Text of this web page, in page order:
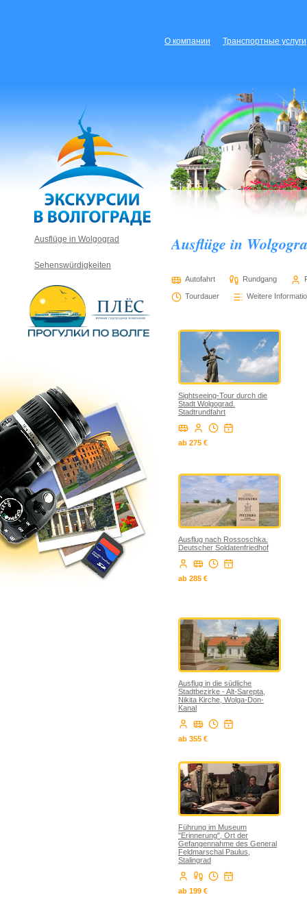
О компании Транспортные услуги
Ausflüge in
Autofahrt Rundgang
Tourdauer Weitere
Sightseeing-Tour durch die
Stadt Wolgograd.
Stadtrundfahrt
ab 275 €
Ausflug nach Rossoschka.
Deutscher Soldatenfriedhof
ab 285 €
Ausflug in die südliche
Stadtbezirke - Alt-Sarepta,
Nikita Kirche, Wolga-Don-
Kanal
ab 355 €
Führung im Museum
"Erinnerung", Ort der
Gefangennahme des General
Feldmarschal Paulus,
Stalingrad
ab 199 €
Ausflüge in Wolgograd
Sehenswürdigkeiten